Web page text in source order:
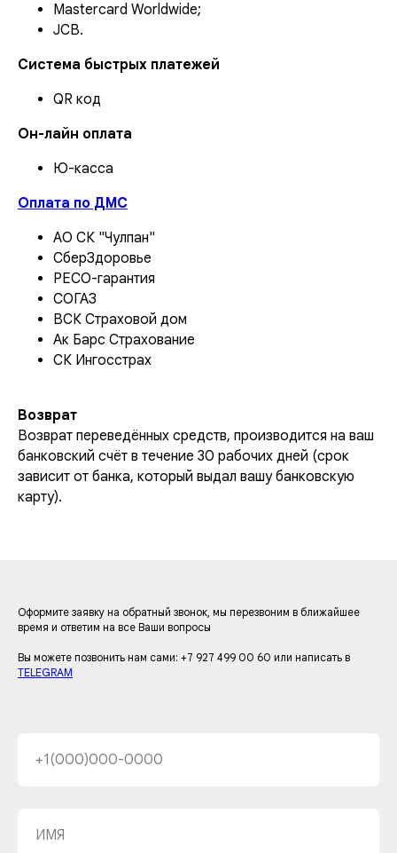
Mastercard Worldwide;
JCB.
Система быстрых платежей
QR код
Он-лайн оплата
Ю-касса
Оплата по ДМС
АО СК "Чулпан"
СберЗдоровье
РЕСО-гарантия
СОГАЗ
ВСК Страховой дом
Ак Барс Страхование
СК Ингосстрах
Возврат
Возврат переведённых средств, производится на ваш
банковский счёт в течение 30 рабочих дней (срок
зависит от банка, который выдал вашу банковскую
карту).
Оформите заявку на обратный звонок, мы перезвоним в ближайшее
время и ответим на все Ваши вопросы
Вы можете позвонить нам сами: +7 927 499 00 60 или написать в
TELEGRAM